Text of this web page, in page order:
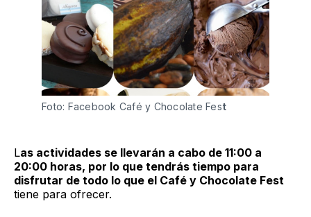
Foto: Facebook Café y Chocolate Fest
Las actividades se llevarán a cabo de 11:00 a
20:00 horas, por lo que tendrás tiempo para
disfrutar de todo lo que el Café y Chocolate Fest
tiene para ofrecer.